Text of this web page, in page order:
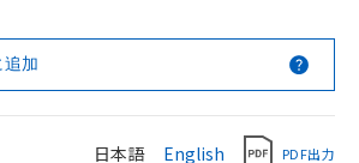
加
日本語 English PDF出力